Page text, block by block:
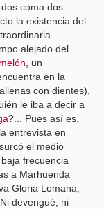
coma dos
la existencia del
alejado del
melón , un
en la
con dientes),
le iba a decir a
?... Pues así es.
entrevista en
el medio
frecuencia
a Marhuenda
Gloria Lomana,
devengué, ni